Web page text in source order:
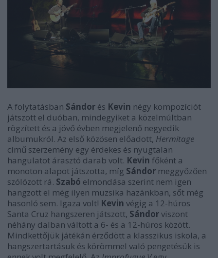
A folytatásban Sándor és Kevin négy kompozíciót
játszott el duóban, mindegyiket a közelmúltban
rögzített és a jövő évben megjelenő negyedik
albumukról. Az első közösen előadott, Hermitage
című szerzemény egy érdekes és nyugtalan
hangulatot árasztó darab volt. Kevin főként a
monoton alapot játszotta, míg Sándor meggyőzően
szólózott rá. Szabó elmondása szerint nem igen
hangzott el még ilyen muzsika hazánkban, sőt még
hasonló sem. Igaza volt! Kevin végig a 12-húros
Santa Cruz hangszeren játszott, Sándorviszont
néhány dalban váltott a 6- és a 12-húros között.
Mindkettőjük játékán érződött a klasszikus iskola, a
hangszertartásuk és körömmel való pengetésük is